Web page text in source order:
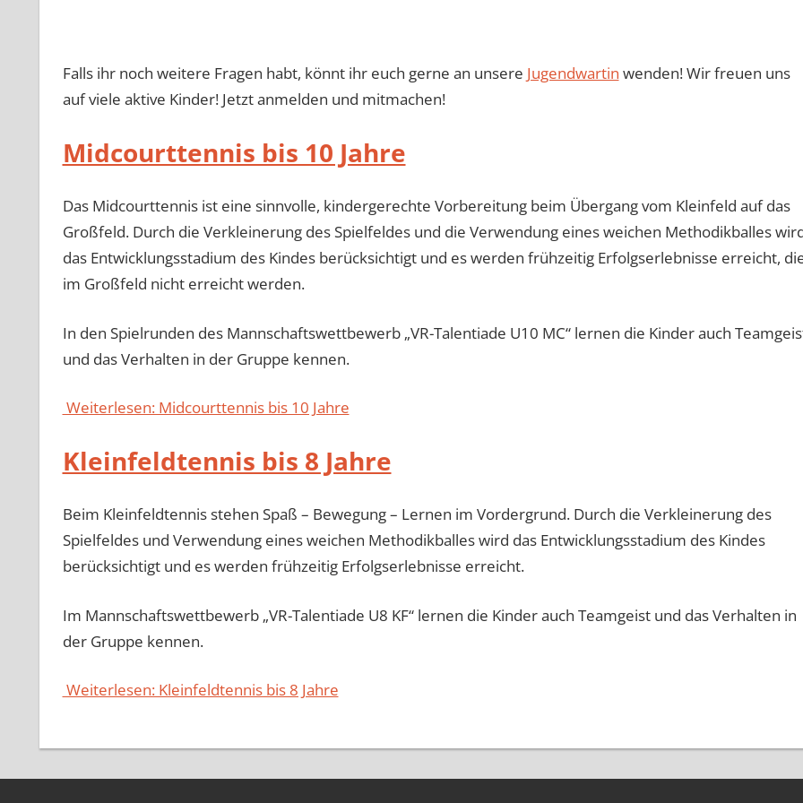
Falls ihr noch weitere Fragen habt, könnt ihr euch gerne an unsere Jugendwartin wenden! Wir freuen uns
auf viele aktive Kinder! Jetzt anmelden und mitmachen!
Midcourttennis bis 10 Jahre
Das Midcourttennis ist eine sinnvolle, kindergerechte Vorbereitung beim Übergang vom Kleinfeld auf das
Großfeld. Durch die Verkleinerung des Spielfeldes und die Verwendung eines weichen Methodikballes
das Entwicklungsstadium des Kindes berücksichtigt und es werden frühzeitig Erfolgserlebnisse erreicht,
im Großfeld nicht erreicht werden.
In den Spielrunden des Mannschaftswettbewerb „VR-Talentiade U10 MC“ lernen die Kinder auch
und das Verhalten in der Gruppe kennen.
Weiterlesen: Midcourttennis bis 10 Jahre
Kleinfeldtennis bis 8 Jahre
Beim Kleinfeldtennis stehen Spaß – Bewegung – Lernen im Vordergrund. Durch die Verkleinerung des
Spielfeldes und Verwendung eines weichen Methodikballes wird das Entwicklungsstadium des Kindes
berücksichtigt und es werden frühzeitig Erfolgserlebnisse erreicht.
Im Mannschaftswettbewerb „VR-Talentiade U8 KF“ lernen die Kinder auch Teamgeist und das Verhalten in
der Gruppe kennen.
Weiterlesen: Kleinfeldtennis bis 8 Jahre